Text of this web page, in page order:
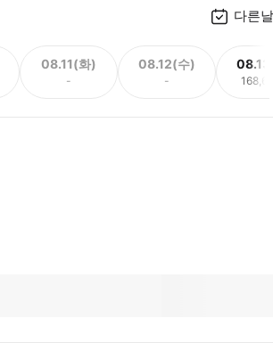
다른
08.11(화)
-
08.12(수)
-